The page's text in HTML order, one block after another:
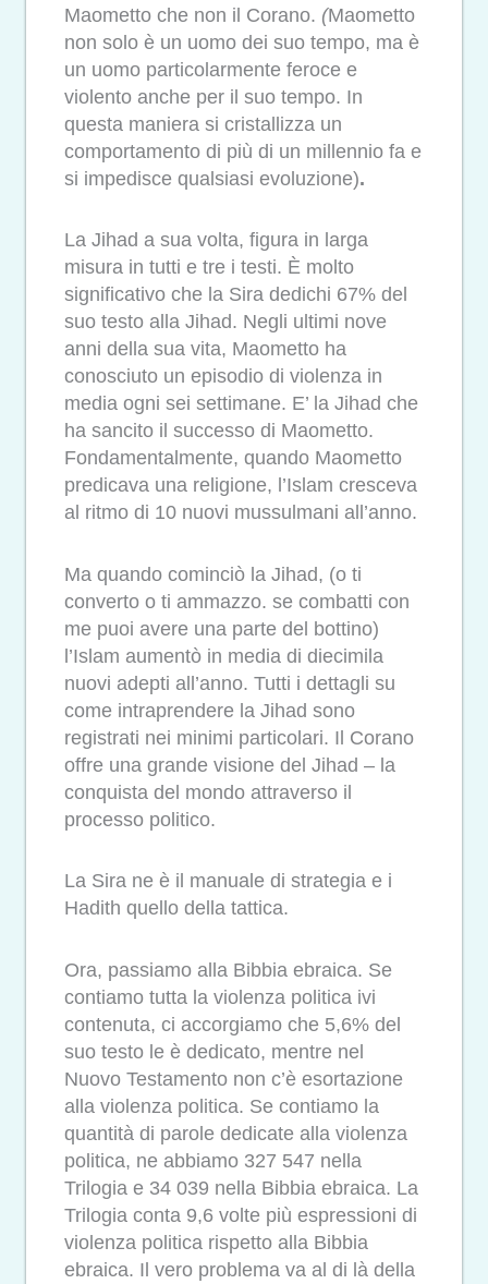
Maometto che non il Corano. (Maometto
non solo è un uomo dei suo tempo, ma è
un uomo particolarmente feroce e
violento anche per il suo tempo. In
questa maniera si cristallizza un
comportamento di più di un millennio fa e
si impedisce qualsiasi evoluzione).
La Jihad a sua volta, figura in larga
misura in tutti e tre i testi. È molto
significativo che la Sira dedichi 67% del
suo testo alla Jihad. Negli ultimi nove
anni della sua vita, Maometto ha
conosciuto un episodio di violenza in
media ogni sei settimane. E’ la Jihad che
ha sancito il successo di Maometto.
Fondamentalmente, quando Maometto
predicava una religione, l’Islam cresceva
al ritmo di 10 nuovi mussulmani all’anno.
Ma quando cominciò la Jihad, (o ti
converto o ti ammazzo. se combatti con
me puoi avere una parte del bottino)
l’Islam aumentò in media di diecimila
nuovi adepti all’anno. Tutti i dettagli su
come intraprendere la Jihad sono
registrati nei minimi particolari. Il Corano
offre una grande visione del Jihad – la
conquista del mondo attraverso il
processo politico.
La Sira ne è il manuale di strategia e i
Hadith quello della tattica.
Ora, passiamo alla Bibbia ebraica. Se
contiamo tutta la violenza politica ivi
contenuta, ci accorgiamo che 5,6% del
suo testo le è dedicato, mentre nel
Nuovo Testamento non c’è esortazione
alla violenza politica. Se contiamo la
quantità di parole dedicate alla violenza
politica, ne abbiamo 327 547 nella
Trilogia e 34 039 nella Bibbia ebraica. La
Trilogia conta 9,6 volte più espressioni di
violenza politica rispetto alla Bibbia
ebraica. Il vero problema va al di là della